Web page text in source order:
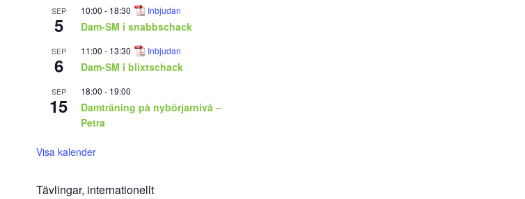
SEP
5
10:00 - 18:30 Inbjudan
Dam-SM i snabbschack
SEP
6
11:00 - 13:30 Inbjudan
Dam-SM i blixtschack
SEP
15
18:00 - 19:00
Damträning på nybörjarnivå –
Petra
Visa kalender
Tävlingar, internationellt